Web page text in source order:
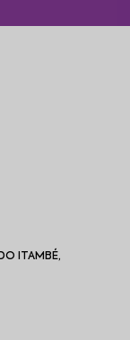
ITAMBÉ,